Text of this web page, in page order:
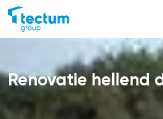
Renovatie hellend